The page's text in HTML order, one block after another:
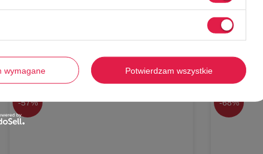
-57% -68%
wymagane Potwierdzam wszystkie